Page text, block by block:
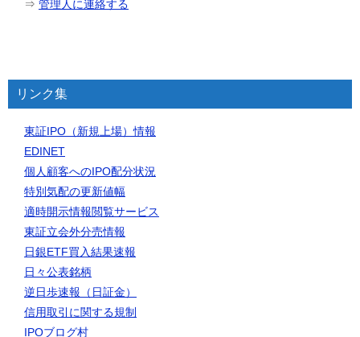
⇒ 管理人に連絡する
リンク集
東証IPO（新規上場）情報
EDINET
個人顧客へのIPO配分状況
特別気配の更新値幅
適時開示情報閲覧サービス
東証立会外分売情報
日銀ETF買入結果速報
日々公表銘柄
逆日歩速報（日証金）
信用取引に関する規制
IPOブログ村